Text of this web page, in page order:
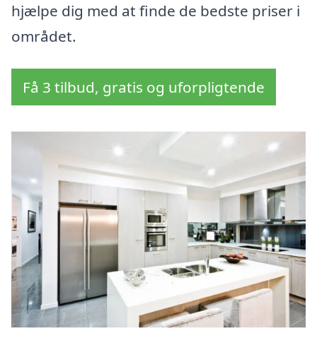
hjælpe dig med at finde de bedste priser i
området.
Få 3 tilbud, gratis og uforpligtende